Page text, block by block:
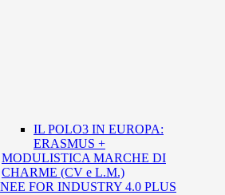
IL POLO3 IN EUROPA:
ERASMUS +
MODULISTICA MARCHE DI
CHARME (CV e L.M.)
FOR INDUSTRY 4.0 PLUS